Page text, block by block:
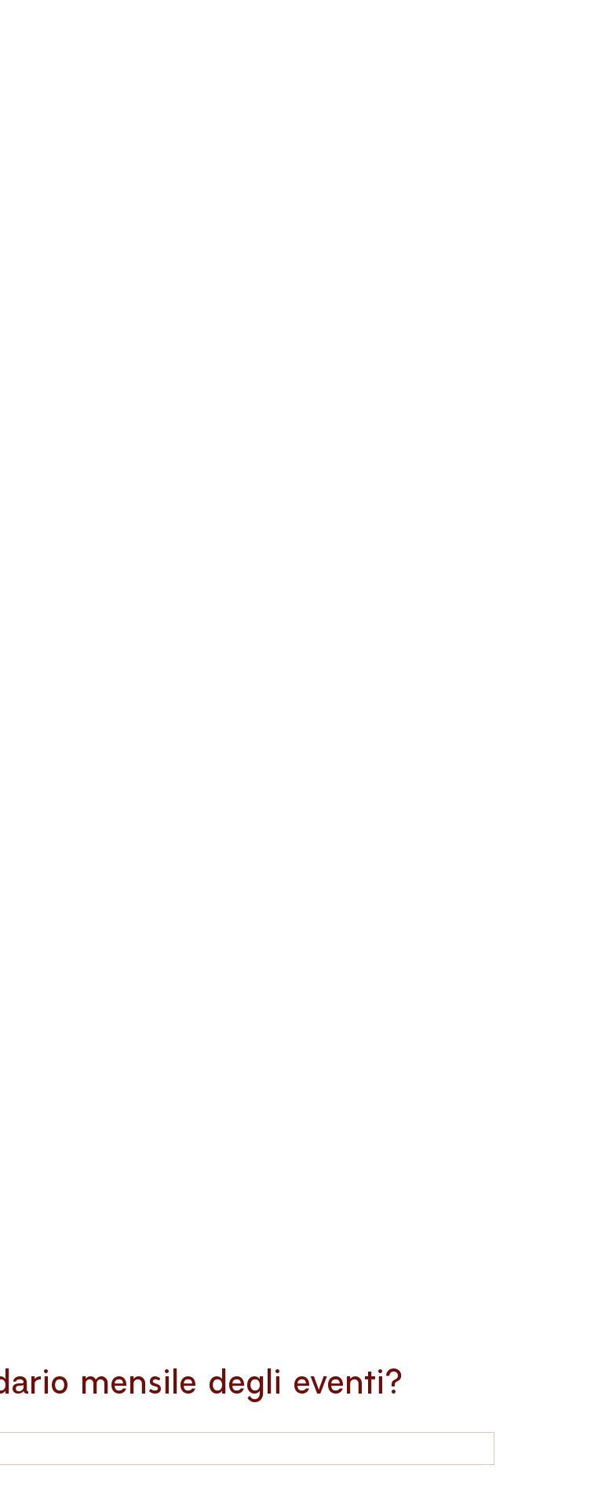
mensile degli eventi?